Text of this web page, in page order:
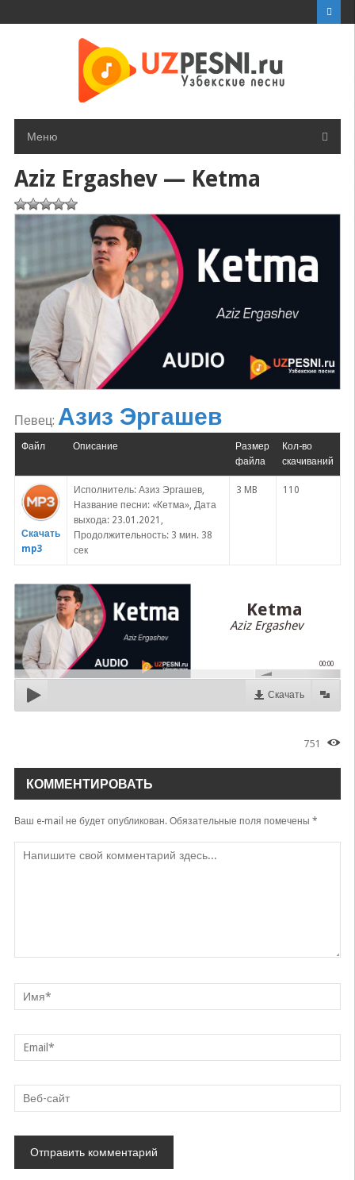
Меню
Aziz Ergashev — Ketma
Певец: Азиз Эргашев
Файл Описание
Размер
файла
Кол-во
скачиваний
Скачать
mp3
Исполнитель: Азиз Эргашев,
Название песни: «Кетма», Дата
выхода: 23.01.2021,
Продолжительность: 3 мин. 38
сек
3 MB 110
Ketma
Aziz Ergashev
00:00
Скачать
751
КОММЕНТИРОВАТЬ
Ваш e-mail не будет опубликован.Обязательные поля помечены *